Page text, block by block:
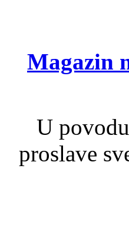
Magazin
U
proslave